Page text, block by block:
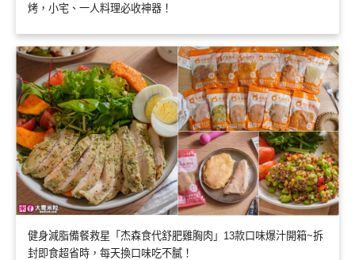
烤，小宅、一人料理必收神器！
健身減脂備餐救星「杰森食代舒肥雞胸肉」13款口味爆汁開箱~拆
封即食超省時，每天換口味吃不膩！